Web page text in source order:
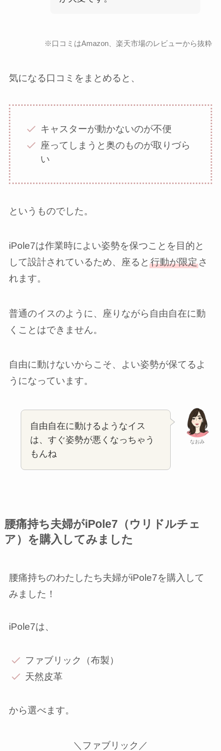
※口コミはAmazon、楽天市場のレビューから抜粋
気になる口コミをまとめると、
キャスターが動かないのが不便
座ってしまうと奥のものが取りづら
い
というものでした。
iPole7は作業時によい姿勢を保つことを目的と
して設計されているため、座ると 行動が限定さ
れます。
普通のイスのように、座りながら自由自在に動
くことはできません。
自由に動けないからこそ、よい姿勢が保てるよ
うになっています。
なおみ
自由自在に動けるようなイス
は、すぐ姿勢が悪くなっちゃう
もんね
腰痛持ち夫婦がiPole7（ウリドルチェ
ア）を購入してみました
腰痛持ちのわたしたち夫婦がiPole7を購入して
みました！
iPole7は、
ファブリック（布製）
天然皮革
から選べます。
＼ファブリック／